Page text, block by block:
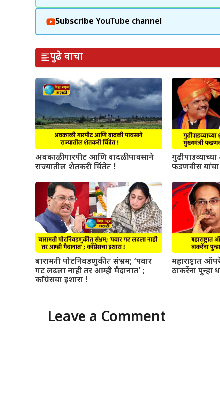
Subscribe YouTube channel
पुढे वाचा
अवकाळी गारपीट आणि वादळी पावसाने
राज्यातील शेतकरी चिंतेत !
फडणवीस
बारामती पोटनिवडणुकीत संभ्रम; ‘पवार
गट लढला नाही तर आम्ही मैदानात’ ;
काँग्रेसचा इशारा !
महाराष्ट्रात
ठाकरेंना पुन्हा
Leave a Comment